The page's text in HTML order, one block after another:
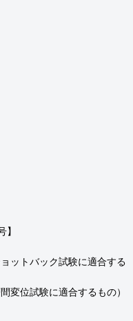
ットバック試験に適合する
変位試験に適合するもの）